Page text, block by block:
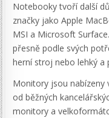
Notebooky tvoří další
značky jako Apple
MSI a Microsoft
přesně podle svých
herní stroj nebo lehký a
Monitory jsou nabízeny
od běžných
monitory a